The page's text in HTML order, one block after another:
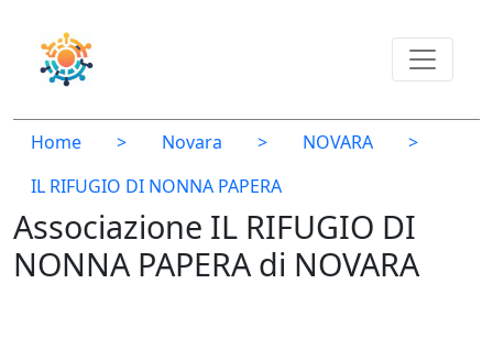
Home > Novara > NOVARA
>
IL RIFUGIO DI NONNA PAPERA
Associazione IL RIFUGIO DI
NONNA PAPERA di NOVARA